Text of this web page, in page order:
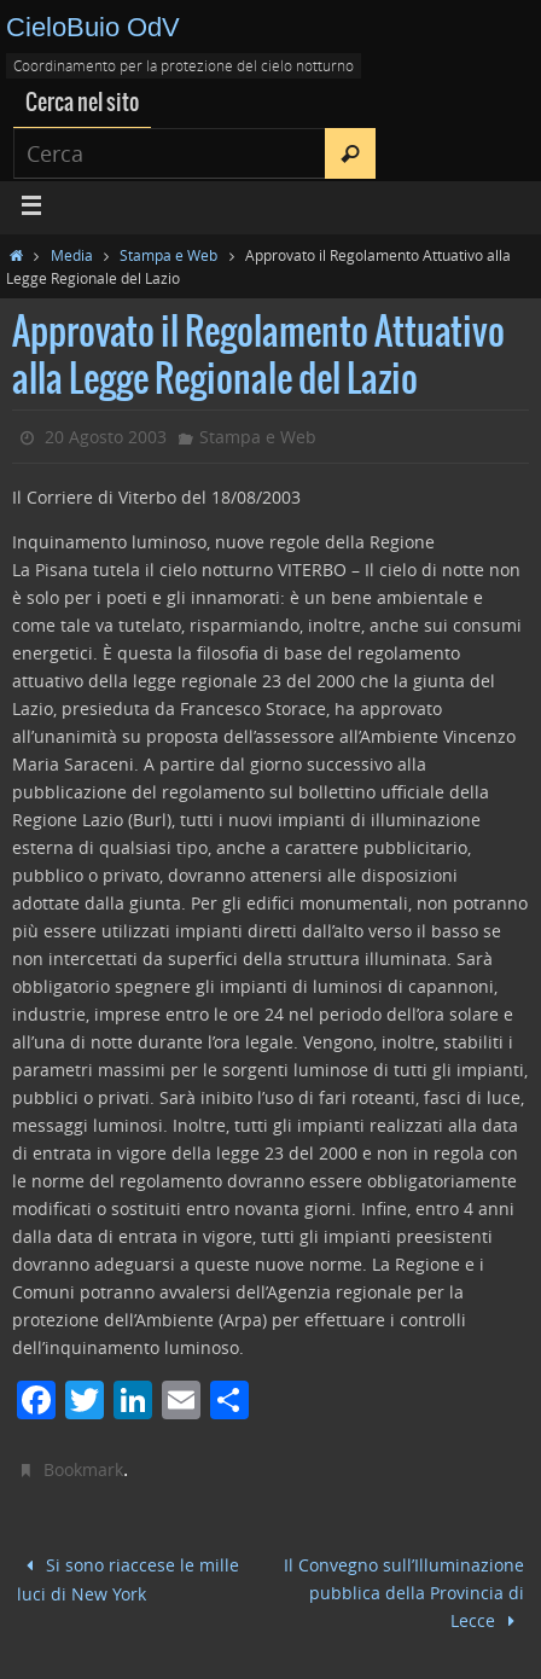
CieloBuio OdV
Coordinamento per la protezione del cielo notturno
Cerca nel sito
Media Stampa e Web
Approvato il Regolamento Attuativo alla
Legge Regionale del Lazio
Approvato il Regolamento Attuativo
alla Legge Regionale del Lazio
20 Agosto 2003 Stampa e Web
Il Corriere di Viterbo del 18/08/2003
Inquinamento luminoso, nuove regole della Regione
La Pisana tutela il cielo notturno VITERBO – Il cielo di notte non
è solo per i poeti e gli innamorati: è un bene ambientale e
come tale va tutelato, risparmiando, inoltre, anche sui consumi
energetici. È questa la filosofia di base del regolamento
attuativo della legge regionale 23 del 2000 che la giunta del
Lazio, presieduta da Francesco Storace, ha approvato
all’unanimità su proposta dell’assessore all’Ambiente Vincenzo
Maria Saraceni. A partire dal giorno successivo alla
pubblicazione del regolamento sul bollettino ufficiale della
Regione Lazio (Burl), tutti i nuovi impianti di illuminazione
esterna di qualsiasi tipo, anche a carattere pubblicitario,
pubblico o privato, dovranno attenersi alle disposizioni
adottate dalla giunta. Per gli edifici monumentali, non potranno
più essere utilizzati impianti diretti dall’alto verso il basso se
non intercettati da superfici della struttura illuminata. Sarà
obbligatorio spegnere gli impianti di luminosi di capannoni,
industrie, imprese entro le ore 24 nel periodo dell’ora solare e
all’una di notte durante l’ora legale. Vengono, inoltre, stabiliti i
parametri massimi per le sorgenti luminose di tutti gli impianti,
pubblici o privati. Sarà inibito l’uso di fari roteanti, fasci di luce,
messaggi luminosi. Inoltre, tutti gli impianti realizzati alla data
di entrata in vigore della legge 23 del 2000 e non in regola con
le norme del regolamento dovranno essere obbligatoriamente
modificati o sostituiti entro novanta giorni. Infine, entro 4 anni
dalla data di entrata in vigore, tutti gli impianti preesistenti
dovranno adeguarsi a queste nuove norme. La Regione e i
Comuni potranno avvalersi dell’Agenzia regionale per la
protezione dell’Ambiente (Arpa) per effettuare i controlli
dell’inquinamento luminoso.
F
c
b
o
T
itt
Li
dI
E
Bookmark.
Si sono riaccese le mille
luci di New York
Il Convegno sull’Illuminazione
pubblica della Provincia di
Lecce